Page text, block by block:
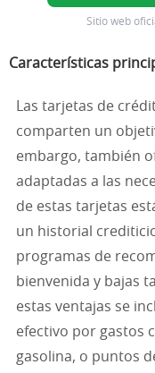
Sitio web
Características
Las tarjetas de
comparten un
embargo, también
adaptadas a las
de estas tarjetas
un historial
programas de
bienvenida y bajas
estas ventajas se
efectivo por gastos
gasolina, o puntos